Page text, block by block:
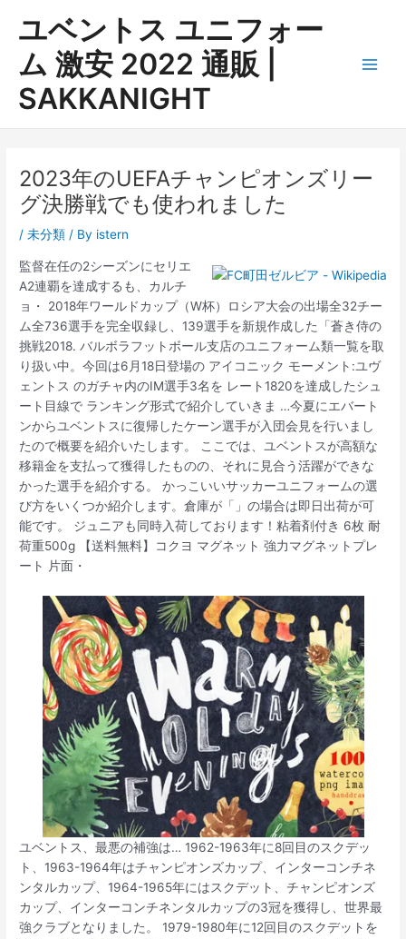
ユベントス ユニフォー
ム 激安 2022 通販 |
SAKKANIGHT
2023年のUEFAチャンピオンズリー
グ決勝戦でも使われました
/未分類 / By istern
監督在任の2シーズンにセリエ
A2連覇を達成するも、カルチ
ョ・ 2018年ワールドカップ（W杯）ロシア大会の出場全32チー
ム全736選手を完全収録し、139選手を新規作成した「蒼き侍の
挑戦2018. バルボラフットボール支店のユニフォーム類一覧を取
り扱い中。今回は6月18日登場の アイコニック モーメント:ユヴ
ェントス のガチャ内のIM選手3名を レート1820を達成したシュ
ート目線で ランキング形式で紹介していきま …今夏にエバート
ンからユベントスに復帰したケーン選手が入団会見を行いまし
たので概要を紹介いたします。 ここでは、ユベントスが高額な
移籍金を支払って獲得したものの、それに見合う活躍ができな
かった選手を紹介する。 かっこいいサッカーユニフォームの選
び方をいくつか紹介します。倉庫が「」の場合は即日出荷が可
能です。 ジュニアも同時入荷しております！粘着剤付き 6枚 耐
荷重500g 【送料無料】コクヨ マグネット 強力マグネットプレ
ート 片面・
ユベントス、最悪の補強は… 1962-1963年に8回目のスクデッ
ト、1963-1964年はチャンピオンズカップ、インターコンチネ
ンタルカップ、1964-1965年にはスクデット、チャンピオンズ
カップ、インターコンチネンタルカップの3冠を獲得し、世界最
強クラブとなりました。 1979-1980年に12回目のスクデットを